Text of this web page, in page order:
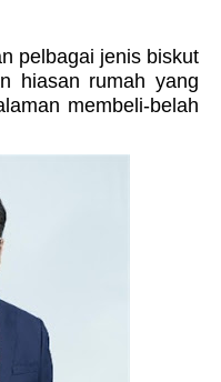
pelbagai jenis biskut
hiasan rumah yang
membeli-belah